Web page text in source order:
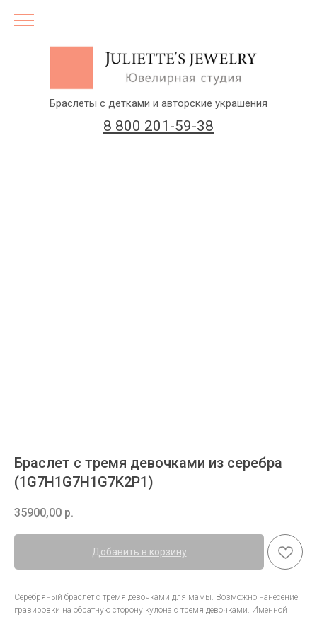
8 800 201-59-38
Браслеты с детками и авторские украшения
Браслет с тремя девочками из серебра
(1G7H1G7H1G7K2P1)
35900,00 р.
Добавить в корзину
Серебряный браслет с тремя девочками для мамы. Возможно нанесение
гравировки на обратную сторону кулона с тремя девочками. Именной